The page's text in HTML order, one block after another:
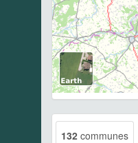
132 communes